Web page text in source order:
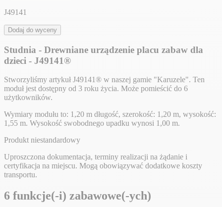
J49141
Dodaj do wyceny
Studnia - Drewniane urządzenie placu zabaw dla
dzieci - J49141®
Stworzyliśmy artykuł J49141® w naszej gamie "Karuzele". Ten
moduł jest dostępny od 3 roku życia. Może pomieścić do 6
użytkowników.
Wymiary modułu to: 1,20 m długość, szerokość: 1,20 m, wysokość:
1,55 m. Wysokość swobodnego upadku wynosi 1,00 m.
Produkt niestandardowy
Uproszczona dokumentacja, terminy realizacji na żądanie i
certyfikacja na miejscu. Mogą obowiązywać dodatkowe koszty
transportu.
6 funkcje(-i) zabawowe(-ych)